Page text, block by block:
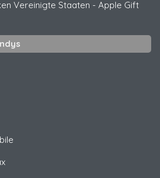
Vereinigte Staaten - Apple Gift